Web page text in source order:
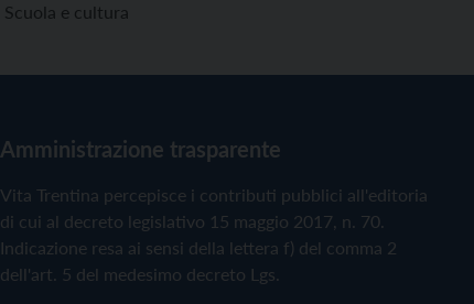
Scuola e cultura
Amministrazione trasparente
Vita Trentina percepisce i contributi pubblici all'editoria
di cui al decreto legislativo 15 maggio 2017, n. 70.
Indicazione resa ai sensi della lettera f) del comma 2
dell'art. 5 del medesimo decreto Lgs.